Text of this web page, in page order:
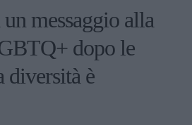
messaggio alla
dopo le
diversità è